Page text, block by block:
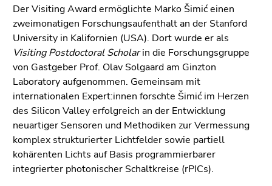
Der Visiting Award ermöglichte Marko Šimić einen
zweimonatigen Forschungsaufenthalt an der Stanford
University in Kalifornien (USA). Dort wurde er als
Visiting Postdoctoral Scholarin die Forschungsgruppe
von Gastgeber Prof. Olav Solgaard am Ginzton
Laboratory aufgenommen. Gemeinsam mit
internationalen Expert:innen forschte Šimić im Herzen
des Silicon Valley erfolgreich an der Entwicklung
neuartiger Sensoren und Methodiken zur Vermessung
komplex strukturierter Lichtfelder sowie partiell
kohärenten Lichts auf Basis programmierbarer
integrierter photonischer Schaltkreise (rPICs).